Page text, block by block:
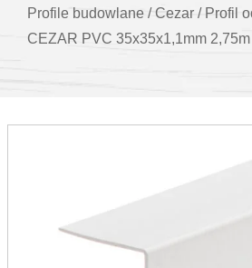
Profile budowlane /Cezar / Profil
CEZAR PVC 35x35x1,1mm